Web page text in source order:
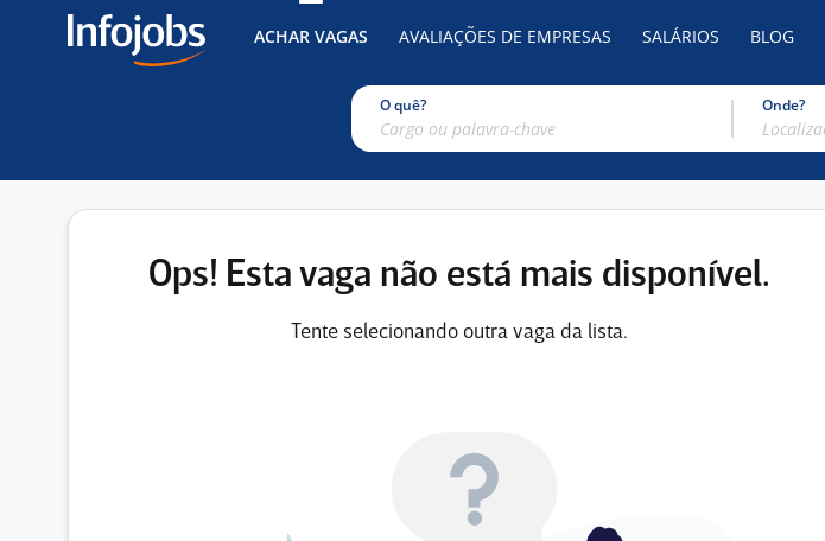
ACHAR VAGAS AVALIAÇÕES DE EMPRESAS SALÁRIOS BLOG
O quê? Onde?
Ops! Esta vaga não está mais disponível.
Tente selecionando outra vaga da lista.